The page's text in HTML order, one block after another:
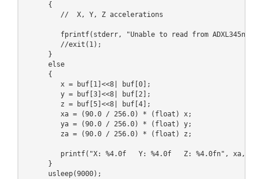
      {
         //  X, Y, Z accelerations
         fprintf(stderr, "Unable to read from ADXL345n");
         //exit(1);
      }
      else
      {
         x = buf[1]<<8| buf[0];
         y = buf[3]<<8| buf[2];
         z = buf[5]<<8| buf[4];
         xa = (90.0 / 256.0) * (float) x;
         ya = (90.0 / 256.0) * (float) y;
         za = (90.0 / 256.0) * (float) z;
printf("X: %4.0f   Y: %4.0f   Z: %4.0fn", xa,
      }
      usleep(9000);